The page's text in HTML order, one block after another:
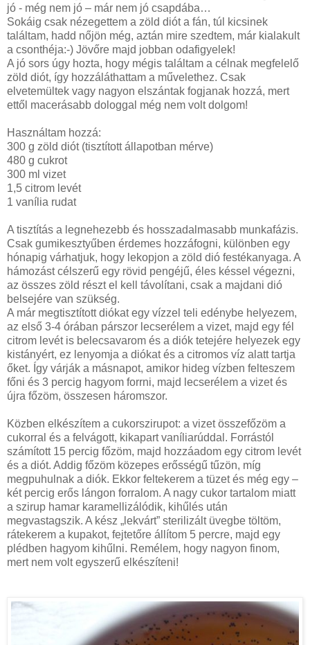
jó - még nem jó – már nem jó csapdába…
Sokáig csak nézegettem a zöld diót a fán, túl kicsinek
találtam, hadd nőjön még, aztán mire szedtem, már kialakult
a csonthéja:-) Jövőre majd jobban odafigyelek!
A jó sors úgy hozta, hogy mégis találtam a célnak megfelelő
zöld diót, így hozzáláthattam a művelethez. Csak
elvetemültek vagy nagyon elszántak fogjanak hozzá, mert
ettől macerásabb dologgal még nem volt dolgom!
Használtam hozzá:
300 g zöld diót (tisztított állapotban mérve)
480 g cukrot
300 ml vizet
1,5 citrom levét
1 vanília rudat
A tisztítás a legnehezebb és hosszadalmasabb munkafázis.
Csak gumikesztyűben érdemes hozzáfogni, különben egy
hónapig várhatjuk, hogy lekopjon a zöld dió festékanyaga. A
hámozást célszerű egy rövid pengéjű, éles késsel végezni,
az összes zöld részt el kell távolítani, csak a majdani dió
belsejére van szükség.
A már megtisztított diókat egy vízzel teli edénybe helyezem,
az első 3-4 órában párszor lecserélem a vizet, majd egy fél
citrom levét is belecsavarom és a diók tetejére helyezek egy
kistányért, ez lenyomja a diókat és a citromos víz alatt tartja
őket. Így várják a másnapot, amikor hideg vízben felteszem
főni és 3 percig hagyom forrni, majd lecserélem a vizet és
újra főzöm, összesen háromszor.
Közben elkészítem a cukorszirupot: a vizet összefőzöm a
cukorral és a felvágott, kikapart vaníliarúddal. Forrástól
számított 15 percig főzöm, majd hozzáadom egy citrom levét
és a diót. Addig főzöm közepes erősségű tűzön, míg
megpuhulnak a diók. Ekkor feltekerem a tüzet és még egy –
két percig erős lángon forralom. A nagy cukor tartalom miatt
a szirup hamar karamellizálódik, kihűlés után
megvastagszik. A kész „lekvárt” sterilizált üvegbe töltöm,
rátekerem a kupakot, fejtetőre állítom 5 percre, majd egy
plédben hagyom kihűlni. Remélem, hogy nagyon finom,
mert nem volt egyszerű elkészíteni!